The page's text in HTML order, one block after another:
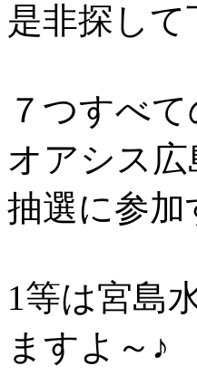
是非探して
７つすべ
オアシス
抽選に参
1等は宮島
ますよ～♪